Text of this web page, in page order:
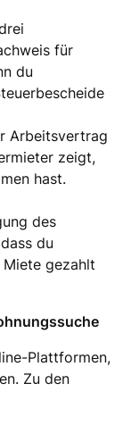
für
du
Arbeitsvertrag
zeigt,
hast.
des
du
gezahlt
Plattformen,
Zu den